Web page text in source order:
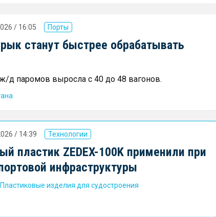
/ 16:05 Порты
станут быстрее обрабатывать
д паромов выросла с 40 до 48 вагонов.
/ 14:39 Технологии
пластик ZEDEX-100K применили при
инфраструктуры
Пластиковые изделия для судостроения